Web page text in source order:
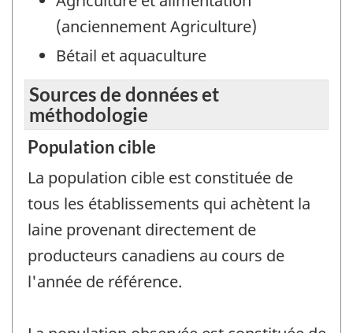
(anciennement Agriculture)
Bétail et aquaculture
Sources de données et
méthodologie
Population cible
La population cible est constituée de
tous les établissements qui achètent la
laine provenant directement de
producteurs canadiens au cours de
l'année de référence.